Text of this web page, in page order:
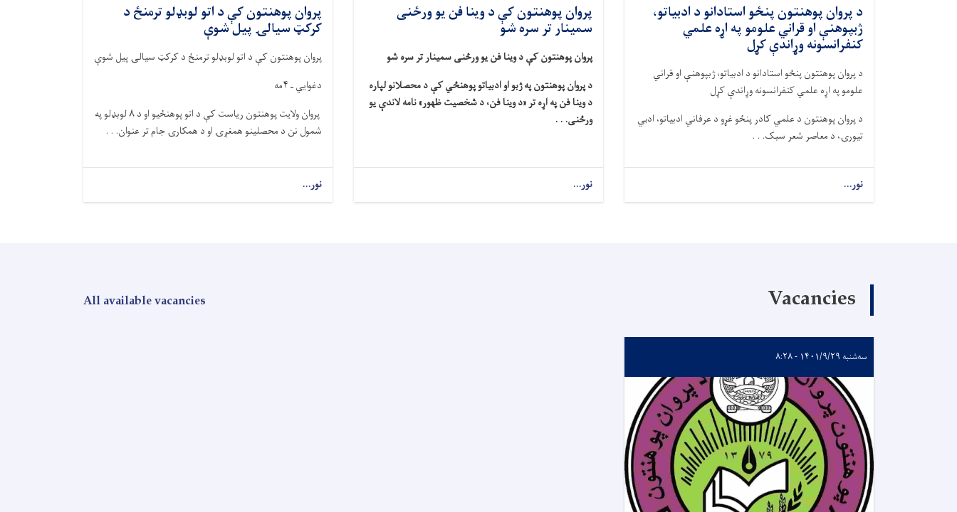
د پروان پوهنتون پنځو استادانو د ادبیاتو،
ژبپوهنې او قراني علومو په اړه علمي
کنفرانسونه وړاندې کړل
د پروان پوهنتون پنځو استادانو د ادبیاتو، ژبپوهنې او قراني
علومو په اړه علمي کنفرانسونه وړاندې کړل
د پروان پوهنتون د علمي کادر پنځو غړو د عرفاني ادبیاتو، ادبي
تیورۍ، د معاصر شعر سبک. . .
نور...
پروان پوهنتون کې د وینا فن یو ورځنی
سمینار تر سره شو
پروان پوهنتون کې د وینا فن یو ورځنی سمینار تر سره شو
د پروان پوهنتون په ژبو او ادبیاتو پوهنځي کې د محصلانو لپاره
د وینا فن په اړه تر «د وینا فن، د شخصیت ظهور» نامه لاندې یو
ورځنی. . .
نور...
پروان پوهنتون کې د اتو لوبډلو ترمنځ د
کرکټ سیالۍ پیل شوې
پروان پوهنتون کې د اتو لوبډلو ترمنځ د کرکټ سیالۍ پیل شوې
دغوایي ـ ۴مه
پروان ولایت پوهنتون ریاست کې د اتو پوهنځیو او د ۸ لوبډلو په
شمول نن د محصلینو همغږۍ او د همکارۍ جام تر عنوان. . .
نور...
Vacancies
All available vacancies
سه‌شنبه ۱۴۰۱/۹/۲۹ - ۸:۲۸